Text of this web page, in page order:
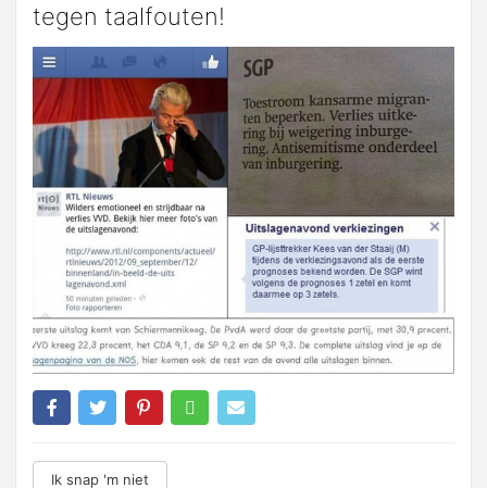
tegen taalfouten!
Ik snap 'm niet